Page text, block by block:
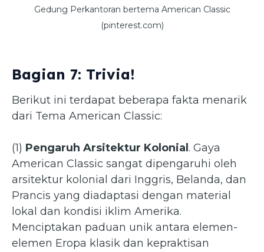
Gedung Perkantoran bertema American Classic
(pinterest.com)
Bagian 7: Trivia!
Berikut ini terdapat beberapa fakta menarik
dari Tema American Classic:
(1) Pengaruh Arsitektur Kolonial. Gaya
American Classic sangat dipengaruhi oleh
arsitektur kolonial dari Inggris, Belanda, dan
Prancis yang diadaptasi dengan material
lokal dan kondisi iklim Amerika.
Menciptakan paduan unik antara elemen-
elemen Eropa klasik dan kepraktisan